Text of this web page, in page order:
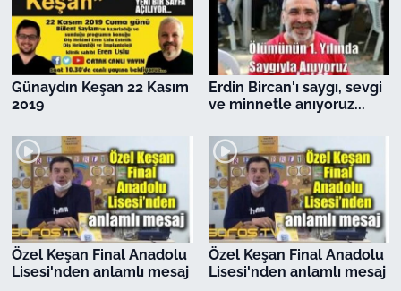
Günaydın Keşan 22 Kasım
2019
Erdin Bircan'ı saygı, sevgi
ve minnetle anıyoruz...
Özel Keşan Final Anadolu
Lisesi'nden anlamlı mesaj
Özel Keşan Final Anadolu
Lisesi'nden anlamlı mesaj
English News
Canlı Maç
Genel-A
Gündem-Eğitim